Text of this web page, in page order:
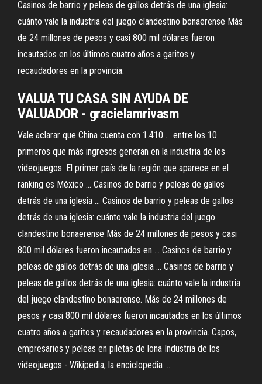
Casinos de barrio y peleas de gallos detrás de una iglesia:
cuánto vale la industria del juego clandestino bonaerense Más
de 24 millones de pesos y casi 800 mil dólares fueron
incautados en los últimos cuatro años a garitos y
recaudadores en la provincia.
VALUA TU CASA SIN AYUDA DE
VALUADOR - gracielamrivasm
Vale aclarar que China cuenta con 1.410 ... entre los 10
primeros que más ingresos generan en la industria de los
videojuegos. El primer país de la región que aparece en el
ranking es México ... Casinos de barrio y peleas de gallos
detrás de una iglesia ... Casinos de barrio y peleas de gallos
detrás de una iglesia: cuánto vale la industria del juego
clandestino bonaerense Más de 24 millones de pesos y casi
800 mil dólares fueron incautados en ... Casinos de barrio y
peleas de gallos detrás de una iglesia ... Casinos de barrio y
peleas de gallos detrás de una iglesia: cuánto vale la industria
del juego clandestino bonaerense. Más de 24 millones de
pesos y casi 800 mil dólares fueron incautados en los últimos
cuatro años a garitos y recaudadores en la provincia. Capos,
empresarios y peleas en piletas de lona Industria de los
videojuegos - Wikipedia, la enciclopedia ...